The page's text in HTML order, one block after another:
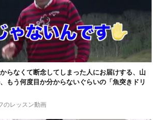
らなくて断念してしまった人にお届けする、山
もう何度目か分からないぐらいの「魚突きドリ
のレッスン動画